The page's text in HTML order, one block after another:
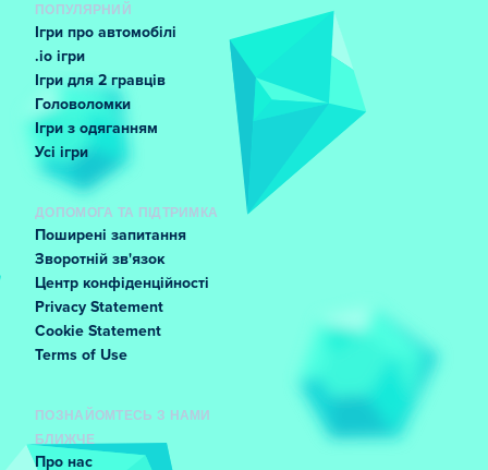
ПОПУЛЯРНИЙ
Ігри про автомобілі
.io ігри
Ігри для 2 гравців
Головоломки
Ігри з одяганням
Усі ігри
ДОПОМОГА ТА ПІДТРИМКА
Поширені запитання
Зворотній зв'язок
Центр конфіденційності
Privacy Statement
Cookie Statement
Terms of Use
ПОЗНАЙОМТЕСЬ З НАМИ
БЛИЖЧЕ
Про нас